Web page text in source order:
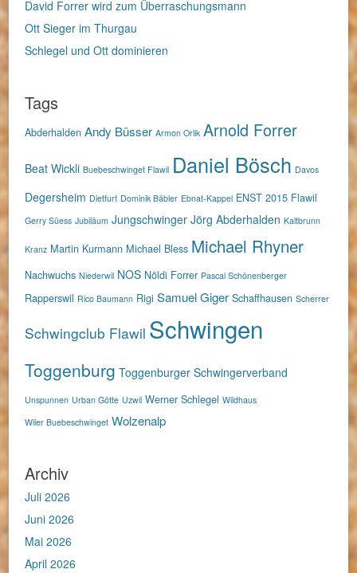
David Forrer wird zum Überraschungsmann
Ott Sieger im Thurgau
Schlegel und Ott dominieren
Tags
Abderhalden Andy Büsser Armon Orlik Arnold Forrer
Beat Wickli Buebeschwinget Flawil Daniel Bösch Davos
Degersheim Dietfurt Dominik Bäbler Ebnat-Kappel ENST 2015 Flawil
Gerry Süess Jubiläum Jungschwinger Jörg Abderhalden Kaltbrunn
Kranz Martin Kurmann Michael Bless Michael Rhyner
Nachwuchs Niederwil NOS Nöldi Forrer Pascal Schönenberger
Rapperswil Rico Baumann Rigi Samuel Giger Schaffhausen Scherrer
Schwingclub Flawil Schwingen
Toggenburg Toggenburger Schwingerverband
Unspunnen Urban Götte Uzwil Werner Schlegel Wildhaus
Wiler Buebeschwinget Wolzenalp
Archiv
Juli 2026
Juni 2026
Mai 2026
April 2026